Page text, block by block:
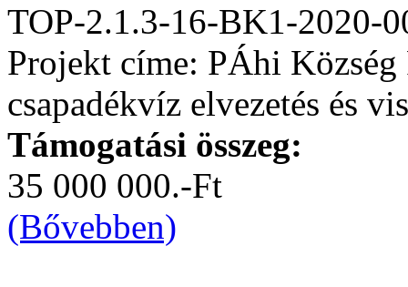
TOP-2.1.3-16-BK1-2020-
Projekt címe: PÁhi
csapadékvíz elvezetés és
Támogatási összeg:
35 000 000.-Ft
(Bővebben)